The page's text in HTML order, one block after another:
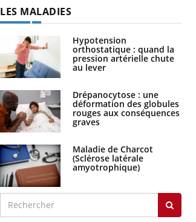
LES MALADIES
Hypotension
orthostatique : quand la
pression artérielle chute
au lever
Drépanocytose : une
déformation des globules
rouges aux conséquences
graves
Maladie de Charcot
(Sclérose latérale
amyotrophique)